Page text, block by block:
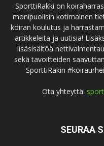
SporttiRakki on
monipuolisin kotimainen
koiran koulutus ja
artikkeleita ja uutisia!
lisäsisältöä
sekä tavoitteiden
SporttiRakin
Ota yhteyttä:
SEURAA